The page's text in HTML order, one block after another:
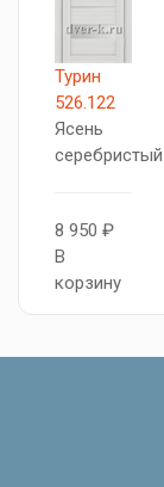
Турин
526.122
Ясень
серебристый
8 950 ₽
В
корзину